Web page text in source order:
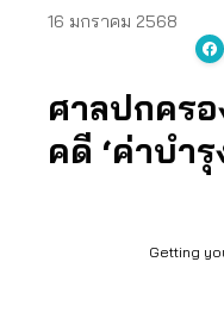
16 มกราคม 2568
ศาลปกคร
คดี ‘ค่าบำ
Getting